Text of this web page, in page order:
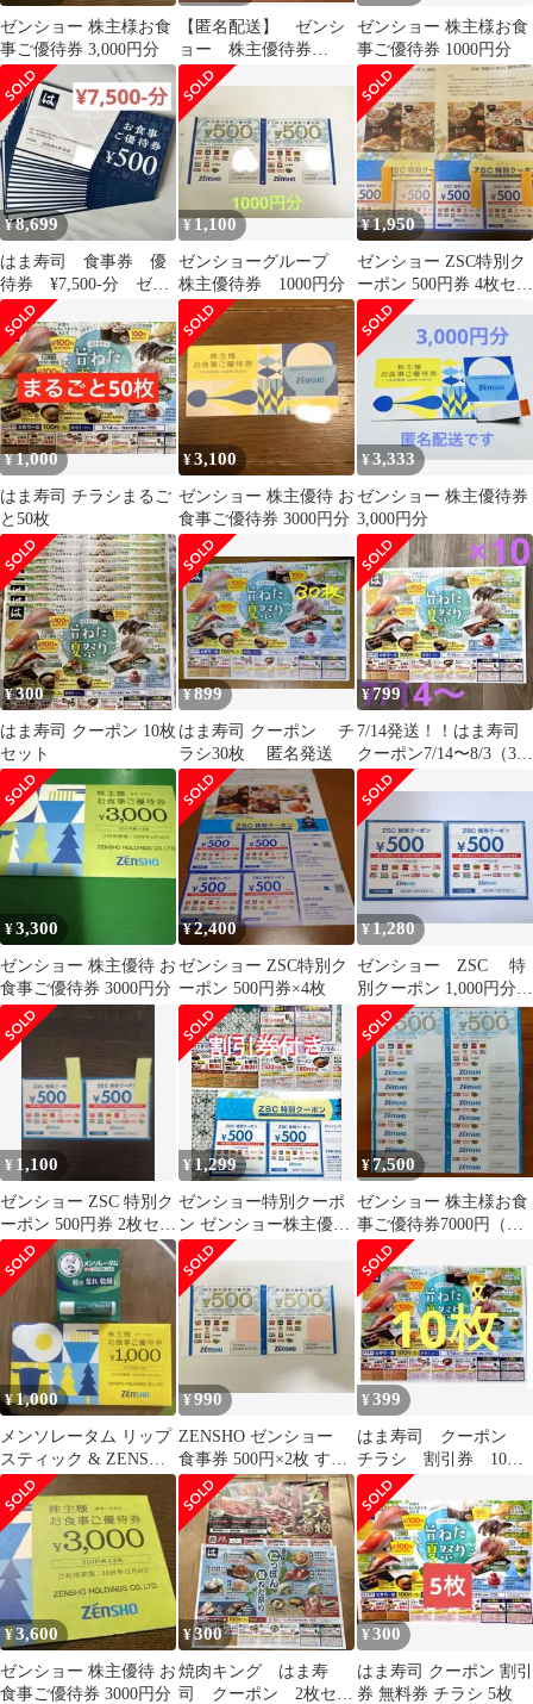
ゼンショー 株主様お食
事ご優待券 3,000円分
【匿名配送】 ゼンシ
ョー 株主優待券
¥12,000 すき家 はま寿
司 なか卯等
ゼンショー 株主様お食
事ご優待券 1000円分
¥8,699
はま寿司 食事券 優
待券 ¥7,500-分 ゼン
ショー
¥1,100
ゼンショーグループ
株主優待券 1000円分
¥1,950
ゼンショー ZSC特別ク
ーポン 500円券 4枚セッ
ト
¥1,000
はま寿司 チラシまるご
と50枚
¥3,100
ゼンショー 株主優待 お
食事ご優待券 3000円分
¥3,333
ゼンショー 株主優待券
3,000円分
¥300
はま寿司 クーポン 10枚
セット
¥899
はま寿司 クーポン チ
ラシ30枚 匿名発送
¥799
7/14発送！！はま寿司
クーポン7/14〜8/3（3連
休除く）総額7060円相
当
¥3,300
ゼンショー 株主優待 お
食事ご優待券 3000円分
¥2,400
ゼンショー ZSC特別ク
ーポン 500円券×4枚
¥1,280
ゼンショー ZSC 特
別クーポン 1,000円分
(500円券×2枚)
¥ 1,100
ゼンショー ZSC 特別ク
ーポン 500円券 2枚セッ
ト
¥1,299
ゼンショー特別クーポ
ン ゼンショー株主優待
券 ゼンショー株主優待
サポーター
¥7,500
ゼンショー 株主様お食
事ご優待券7000円（
500円券 14枚❩
¥1,000
メンソレータム リップ
スティック & ZENSHO
食事券
¥990
ZENSHO ゼンショー
食事券 500円×2枚 すき
家 なか卯
¥399
はま寿司 クーポン
チラシ 割引券 10
枚 ①
¥3,600
ゼンショー 株主優待 お
食事ご優待券 3000円分
¥300
焼肉キング はま寿
司 クーポン 2枚セッ
¥300
はま寿司 クーポン 割引
券 無料券 チラシ 5枚